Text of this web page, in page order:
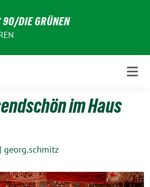
90/DIE GRÜNEN
im Haus
| georg.schmitz